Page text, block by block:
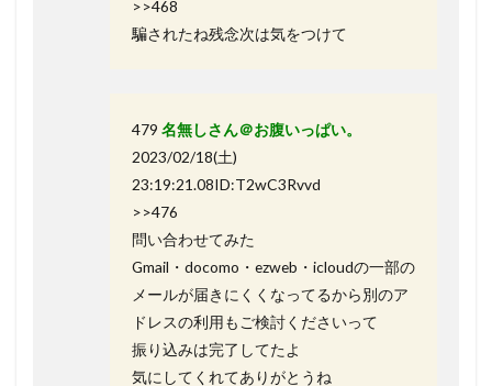
>>468
騙されたね残念次は気をつけて
479 名無しさん＠お腹いっぱい。
2023/02/18(土)
23:19:21.08ID:T2wC3Rvvd
>>476
問い合わせてみた
Gmail・docomo・ezweb・icloudの一部の
メールが届きにくくなってるから別のア
ドレスの利用もご検討くださいって
振り込みは完了してたよ
気にしてくれてありがとうね